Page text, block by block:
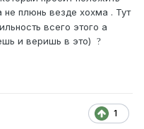
плюнь везде хохма . Тут
всего этого а
и веришь в это) ?
1